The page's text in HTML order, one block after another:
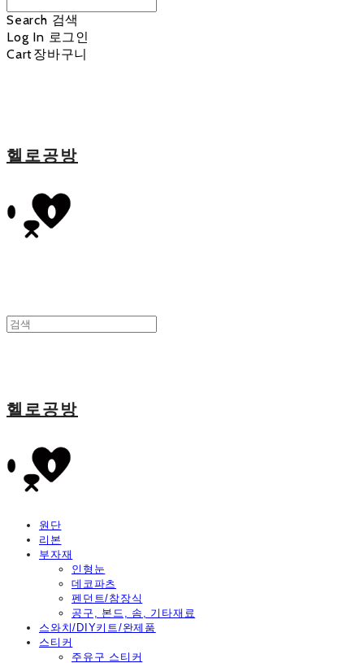
Search 검색
Log In 로그인
Cart장바구니
헬로공방
헬로공방
원단
리본
부자재
인형눈
데코파츠
펜던트/참장식
공구, 본드, 솜, 기타재료
스와치/DIY키트/완제품
스티커
주유구 스티커